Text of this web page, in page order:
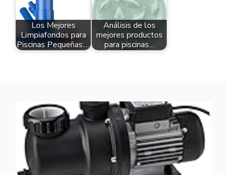
Los Mejores
Limpiafondos para
Piscinas Pequeñas:…
Análisis de los
mejores productos
para piscinas…